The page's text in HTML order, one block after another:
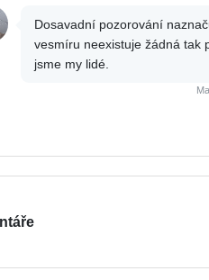
Dosavadní pozorování
vesmíru neexistuje žádná tak
jsme my lidé.